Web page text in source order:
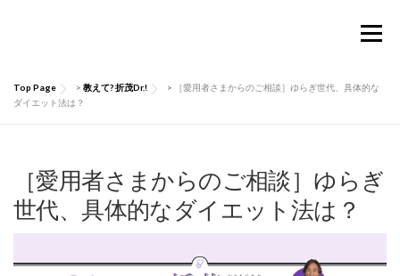
メニュー
TOP
お買い物ガイド Q&A
お問い合わせ マイページ
Top Page > 教えて? 折茂Dr.! >
［愛用者さまからのご相談］ゆらぎ世代、具体的な
ダイエット法は？
［愛用者さまからのご相談］ゆらぎ
世代、具体的なダイエット法は？